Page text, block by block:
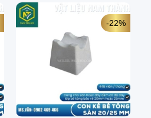
-22%